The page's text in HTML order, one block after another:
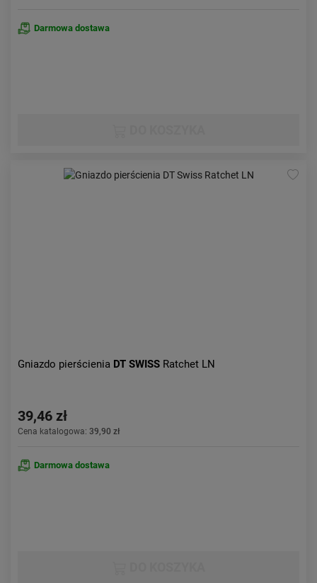
Darmowa dostawa
Gniazdo pierścienia DT SWISS Ratchet LN
39,46 zł
Cena katalogowa: 39,90 zł
Darmowa dostawa